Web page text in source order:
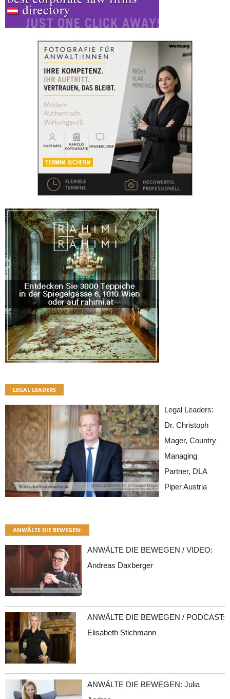
LEGAL LEADERS
Legal Leaders:
Dr. Christoph
Mager, Country
Managing
Partner, DLA
Piper Austria
ANWÄLTE DIE BEWEGEN:
ANWÄLTE DIE BEWEGEN / VIDEO:
Andreas Daxberger
ANWÄLTE DIE BEWEGEN / PODCAST:
Elisabeth Stichmann
ANWÄLTE DIE BEWEGEN: Julia